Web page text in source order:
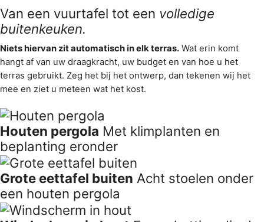
Antwerpen